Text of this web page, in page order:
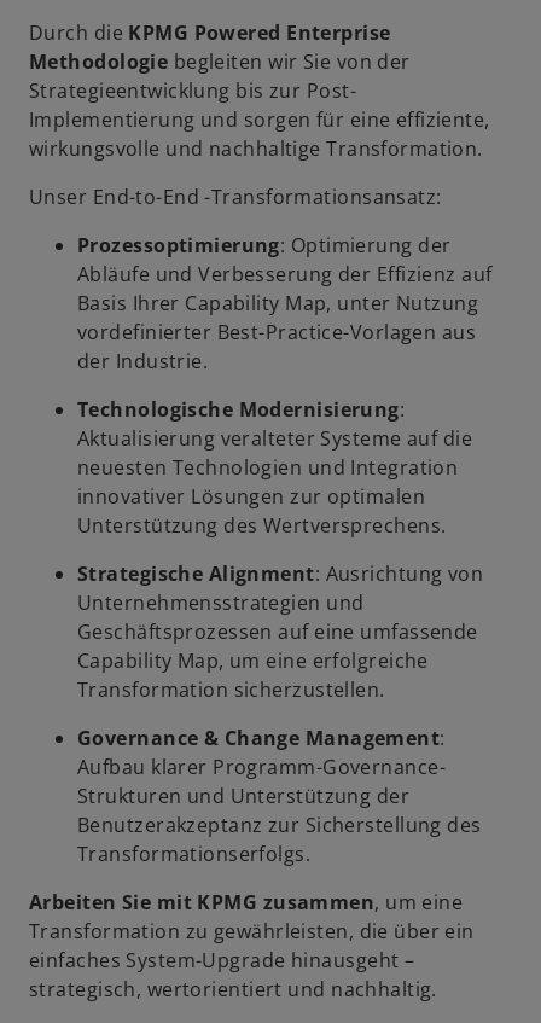
Durch die KPMG Powered Enterprise
Methodologie begleiten wir Sie von der
Strategieentwicklung bis zur Post-
Implementierung und sorgen für eine effiziente,
wirkungsvolle und nachhaltige Transformation.
Unser End-to-End -Transformationsansatz:
Prozessoptimierung: Optimierung der
Abläufe und Verbesserung der Effizienz auf
Basis Ihrer Capability Map, unter Nutzung
vordefinierter Best-Practice-Vorlagen aus
der Industrie.
Technologische Modernisierung:
Aktualisierung veralteter Systeme auf die
neuesten Technologien und Integration
innovativer Lösungen zur optimalen
Unterstützung des Wertversprechens.
Strategische Alignment: Ausrichtung von
Unternehmensstrategien und
Geschäftsprozessen auf eine umfassende
Capability Map, um eine erfolgreiche
Transformation sicherzustellen.
Governance & Change Management:
Aufbau klarer Programm-Governance-
Strukturen und Unterstützung der
Benutzerakzeptanz zur Sicherstellung des
Transformationserfolgs.
Arbeiten Sie mit KPMG zusammen, um eine
Transformation zu gewährleisten, die über ein
einfaches System-Upgrade hinausgeht –
strategisch, wertorientiert und nachhaltig.